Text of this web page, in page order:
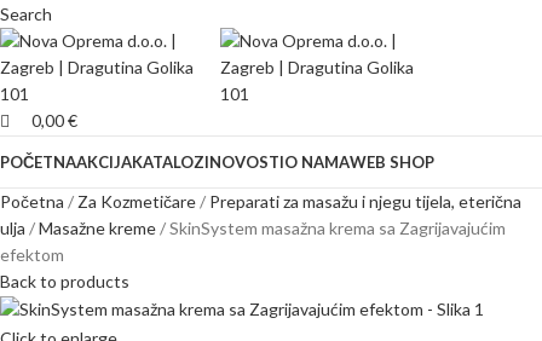
Search
0,00€
POČETNAAKCIJAKATALOZINOVOSTIO NAMAWEB SHOP
Početna Za Kozmetičare
Preparati za masažu i njegu tijela, eterična
ulja
Masažne kreme
SkinSystem masažna krema sa Zagrijavajućim
efektom
Back to products